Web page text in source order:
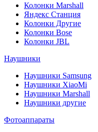
Колонки Marshall
Яндекс Станция
Колонки Другие
Колонки Bose
Колонки JBL
Наушники
Наушники Samsung
Наушники XiaoMi
Наушники Marshall
Наушники другие
Фотоаппараты